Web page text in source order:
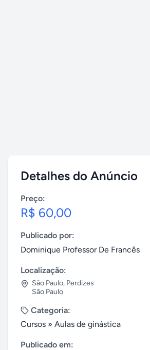
Detalhes do Anúncio
Preço:
R$ 60,00
Publicado por:
Dominique Professor De Francês
Localização:
São Paulo, Perdizes
São Paulo
Categoria:
Cursos » Aulas de ginástica
Publicado em: